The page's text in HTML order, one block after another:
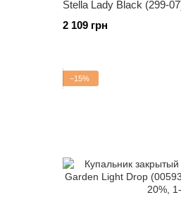
Stella Lady Black (299-
2 109 грн
−15%